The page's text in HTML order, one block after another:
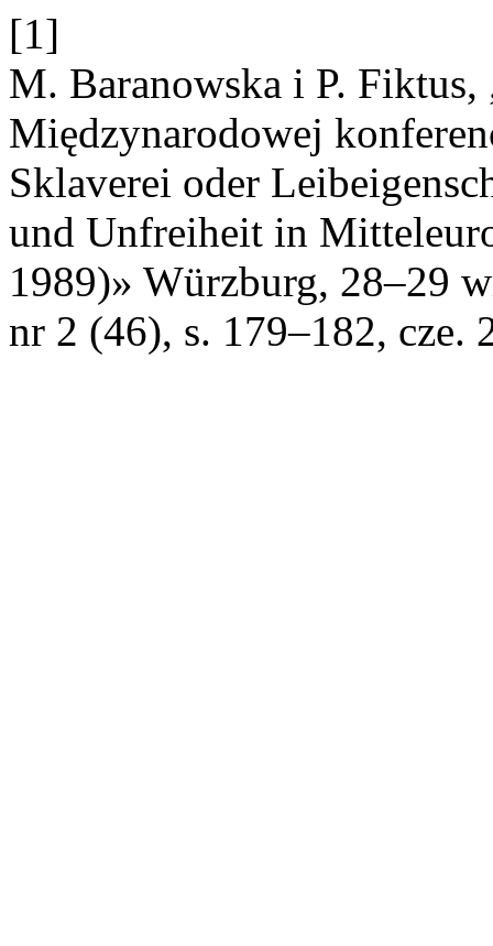
[1]
M. Baranowska i P. Fiktus,
Międzynarodowej
Sklaverei oder
und Unfreiheit in
1989)» Würzburg, 28–29
nr 2 (46), s. 179–182, cze.